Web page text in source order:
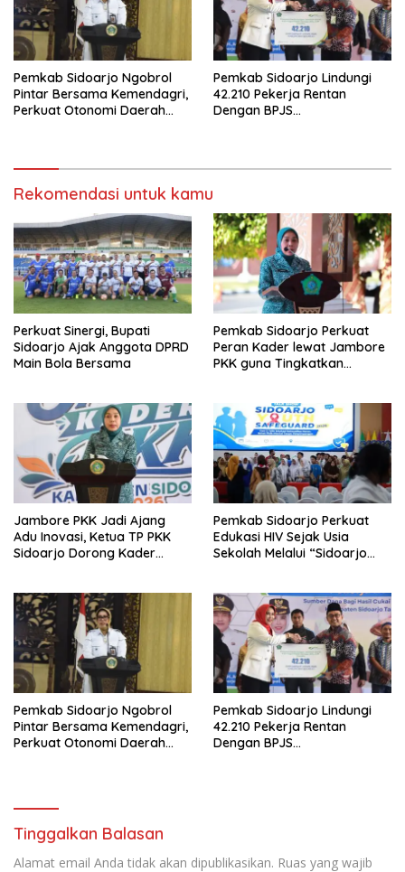
Pemkab Sidoarjo Ngobrol
Pintar Bersama Kemendagri,
Perkuat Otonomi Daerah
Pemkab Sidoarjo Lindungi
42.210 Pekerja Rentan
Dengan BPJS
Manusia Juga Bagian dari
Rekomendasi untuk kamu
Perkuat Sinergi, Bupati
Sidoarjo Ajak Anggota DPRD
Main Bola Bersama
Pemkab Sidoarjo Perkuat
Peran Kader lewat Jambore
PKK guna Tingkatkan
Jambore PKK Jadi Ajang
Adu Inovasi, Ketua TP PKK
Sidoarjo Dorong Kader
Pemkab Sidoarjo Perkuat
Edukasi HIV Sejak Usia
Sekolah Melalui “Sidoarjo
Pemkab Sidoarjo Ngobrol
Pintar Bersama Kemendagri,
Perkuat Otonomi Daerah
Pemkab Sidoarjo Lindungi
42.210 Pekerja Rentan
Dengan BPJS
Tinggalkan Balasan
Alamat email Anda tidak akan dipublikasikan. Ruas yang wajib